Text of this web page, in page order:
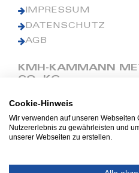
IMPRESSUM
DATENSCHUTZ
AGB
KMH-KAMMANN
CO. KG
Phone: +49 (0) 42 41 9390 0
Fax: +49 (0) 42 41 9390 90
E-Mail: office@kmh.net
Industriestraße 13
Cookie-Hinweis
Wir verwenden auf unseren
Nutzererlebnis zu gewährleisten und
unserer Webseiten zu erstellen.